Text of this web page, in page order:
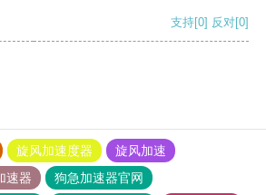
支持[0] 反对[0]
旋风加速度器
旋风加速
速器
狗急加速器官网